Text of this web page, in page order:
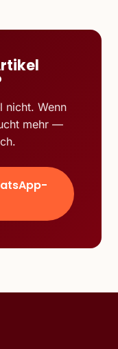
nicht. Wenn
mehr —